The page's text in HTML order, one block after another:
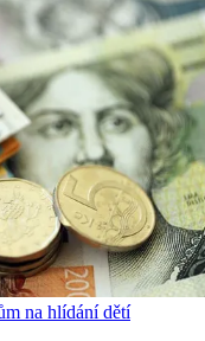
na hlídání dětí